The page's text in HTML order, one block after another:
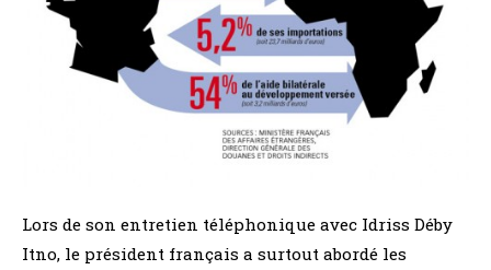
Lors de son entretien téléphonique avec Idriss Déby
Itno, le président français a surtout abordé les